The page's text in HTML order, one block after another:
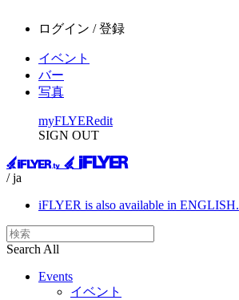
ログイン / 登録
イベント
バー
写真
myFLYERedit
SIGN OUT
/ ja
iFLYER is also available in ENGLISH.
Search All
Events
イベント